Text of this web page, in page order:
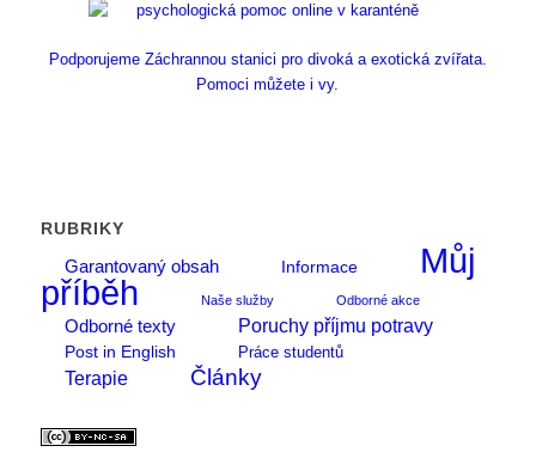
Podporujeme Záchrannou stanici pro divoká a exotická zvířata.
Pomoci můžete i vy.
RUBRIKY
Garantovaný obsah
Informace
Můj
příběh
Naše služby Odborné akce
Odborné texty Poruchy příjmu potravy
Post in English Práce studentů
Terapie Články